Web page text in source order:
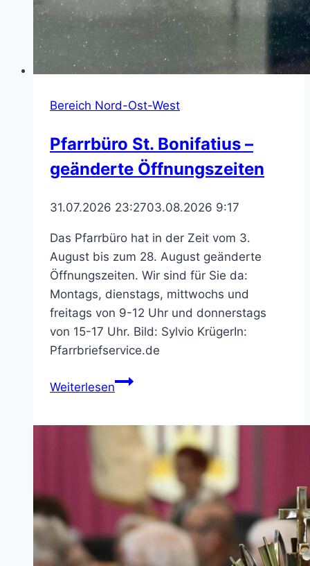
Bereich Nord-Ost-West
Pfarrbüro St. Bonifatius –
geänderte Öffnungszeiten
31.07.2026 23:2703.08.2026 9:17
Das Pfarrbüro hat in der Zeit vom 3.
August bis zum 28. August geänderte
Öffnungszeiten. Wir sind für Sie da:
Montags, dienstags, mittwochs und
freitags von 9-12 Uhr und donnerstags
von 15-17 Uhr. Bild: Sylvio KrügerIn:
Pfarrbriefservice.de
WeiterlesenPfarrbüro
geänderte
Öffnungszeiten